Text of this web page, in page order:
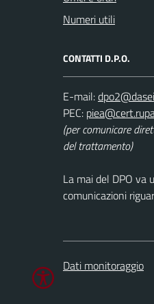
Numeri utili
CONTATTI D.P.O.
E-mail:
PEC:
(per comunicare
del trattamento)
La mai del DPO va
comunicazioni
Dati monitoraggio